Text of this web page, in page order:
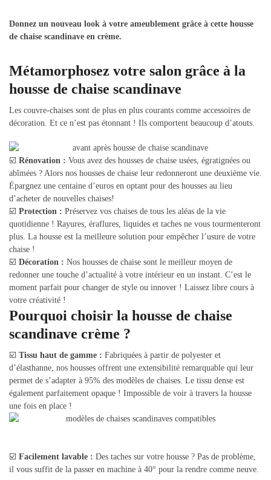
Donnez un nouveau look à votre ameublement grâce à cette housse
de chaise scandinave en crème.
Métamorphosez votre salon grâce à la
housse de chaise scandinave
Les couvre-chaises sont de plus en plus courants comme accessoires de
décoration. Et ce n’est pas étonnant ! Ils comportent beaucoup d’atouts.
☑️ Rénovation : Vous avez des housses de chaise usées, égratignées ou
abîmées ? Alors nos housses de chaise leur redonneront une deuxième vie.
Épargnez une centaine d’euros en optant pour des housses au lieu
d’acheter de nouvelles chaises!
☑️ Protection : Préservez vos chaises de tous les aléas de la vie
quotidienne ! Rayures, éraflures, liquides et taches ne vous tourmenteront
plus. La housse est la meilleure solution pour empêcher l’usure de votre
chaise !
☑️ Décoration : Nos housses de chaise sont le meilleur moyen de
redonner une touche d’actualité à votre intérieur en un instant. C’est le
moment parfait pour changer de style ou innover ! Laissez libre cours à
votre créativité !
Pourquoi choisir la housse de chaise
scandinave crème ?
☑️ Tissu haut de gamme : Fabriquées à partir de polyester et
d’élasthanne, nos housses offrent une extensibilité remarquable qui leur
permet de s’adapter à 95% des modèles de chaises. Le tissu dense est
également parfaitement opaque ! Impossible de voir à travers la housse
une fois en place !
☑️ Facilement lavable : Des taches sur votre housse ? Pas de problème,
il vous suffit de la passer en machine à 40° pour la rendre comme neuve.